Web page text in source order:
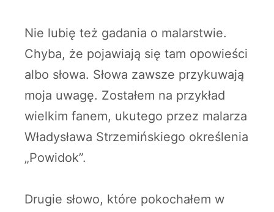
Nie lubię też gadania o malarstwie.
Chyba, że pojawiają się tam opowieści
albo słowa. Słowa zawsze przykuwają
moja uwagę. Zostałem na przykład
wielkim fanem, ukutego przez malarza
Władysława Strzemińskiego określenia
„Powidok”.
Drugie słowo, które pokochałem w